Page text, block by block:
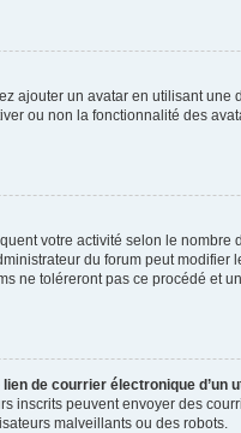
ajouter un avatar en utilisant
ou non la fonctionnalité des
votre activité selon le
du forum peut
ne toléreront pas ce procédé
de courrier électronique d’un
inscrits peuvent envoyer des
malveillants ou des robots.